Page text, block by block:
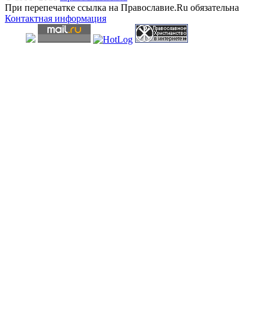
При перепечатке ссылка на Православие.Ru обязательна
Контактная информация